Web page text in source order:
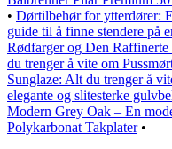
• Dørtilbehør for ytterdører:
guide til å finne stendere på
Rødfarger og Den
du trenger å vite om
Sunglaze: Alt du trenger å
elegante og slitesterke
Modern Grey Oak – En
Polykarbonat Takplater•